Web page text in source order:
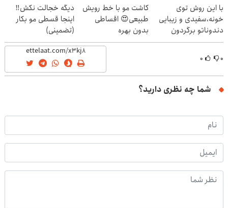
با این روش توی
خونه،سفیدی و زیبایی
دندوناتو برگردون
(40%off)
کاشت مو با خط رویش
طبیعی😍 اقساطی
بدون بهره
دیگه خجالت نکش‼️
اینجا قسطی مو بکار
(تضمینی)
۰ ۰
شما چه نظری دارید؟